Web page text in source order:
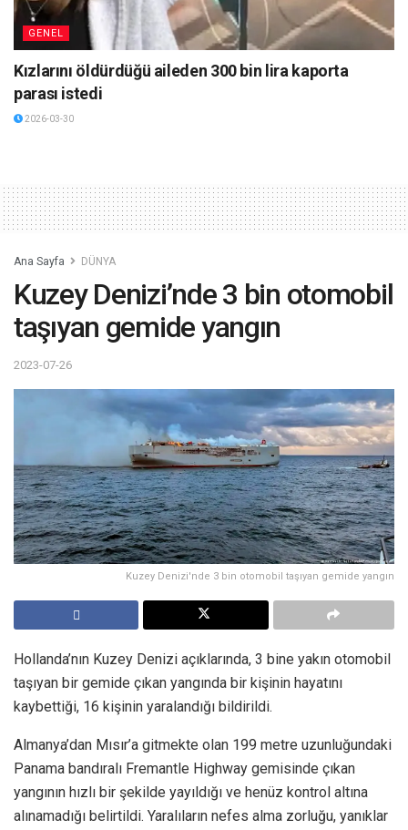
GENEL
Kızlarını öldürdüğü aileden 300 bin lira kaporta
parası istedi
2026-03-30
Ana Sayfa DÜNYA
Kuzey Denizi’nde 3 bin otomobil
taşıyan gemide yangın
2023-07-26
Kuzey Denizi'nde 3 bin otomobil taşıyan gemide yangın
Hollanda’nın Kuzey Denizi açıklarında, 3 bine yakın otomobil
taşıyan bir gemide çıkan yangında bir kişinin hayatını
kaybettiği, 16 kişinin yaralandığı bildirildi.
Almanya’dan Mısır’a gitmekte olan 199 metre uzunluğundaki
Panama bandıralı Fremantle Highway gemisinde çıkan
yangının hızlı bir şekilde yayıldığı ve henüz kontrol altına
alınamadığı belirtildi. Yaralıların nefes alma zorluğu, yanıklar